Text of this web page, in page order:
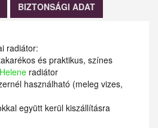
BIZTONSÁGI ADAT
radiátor:
és praktikus, színes
Helene radiátor
használható (meleg vizes,
együtt kerül kiszállításra